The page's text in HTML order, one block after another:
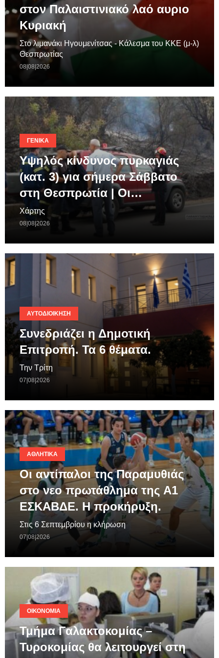
στον Παλαιστινιακό λαό αυριο
Κυριακή
Στο λιμανάκι Ηγουμενίτσας - Κάλεσμα του ΚΚΕ (μ-λ)
Θεσπρωτίας
08|08|2026
ΓΕΝΙΚΆ
Υψηλός κίνδυνος πυρκαγιάς
(κατ. 3) για σήμερα Σάββατο
στη Θεσπρωτία | Οι…
Χάρτης
08|08|2026
ΑΥΤΟΔΙΟΊΚΗΣΗ
Συνεδριάζει η Δημοτική
Επιτροπή. Τα 6 θέματα.
Την Τρίτη
07|08|2026
ΑΘΛΗΤΙΚΆ
Οι αντίπαλοι της Παραμυθιάς
στο νεο πρωτάθλημα της A1
ΕΣΚΑΒΔΕ. Η προκήρυξη.
Στις 6 Σεπτεμβρίου η κλήρωση
07|08|2026
ΟΙΚΟΝΟΜΊΑ
Τμήμα Γαλακτοκομίας –
Τυροκομίας θα λειτουργεί στη